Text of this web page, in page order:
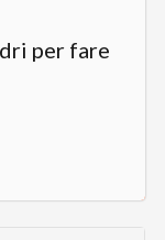
per fare